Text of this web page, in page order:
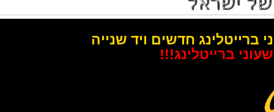
חדשים ויד שנייה
ברייטלינג!!!